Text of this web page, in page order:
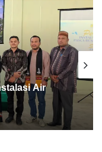
Main
Kesehatan